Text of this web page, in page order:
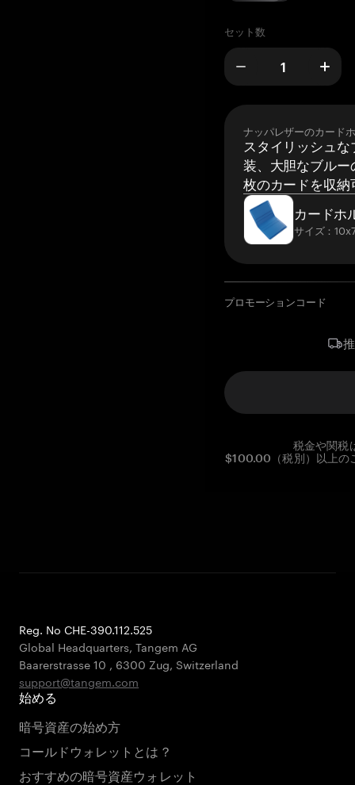
セット数
ナッパレザーのカード
スタイリッシュ
装、大胆なブルー
枚のカードを収納
カードホ
サイズ：
プロモーションコード
税金や関税
$100.00（税別）以上の
Reg. No CHE-390.112.525
Global Headquarters, Tangem AG
Baarerstrasse 10 , 6300 Zug, Switzerland
support@tangem.com
始める
暗号資産の始め方
コールドウォレットとは？
おすすめの暗号資産ウォレット